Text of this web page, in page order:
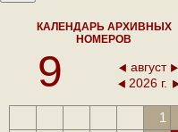
КАЛЕНДАРЬ АРХИВНЫХ
НОМЕРОВ
9
август
2026 г.
1